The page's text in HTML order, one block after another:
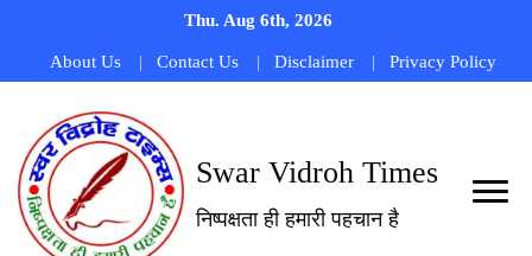
Thu. Aug 6th, 2026
About Us Contact Us Disclaimer Privacy Policy
Swar Vidroh Times
निष्पक्षता ही हमारी पहचान है